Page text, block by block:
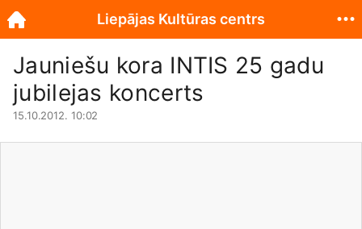
Jauniešu kora INTIS 25 gadu
jubilejas koncerts
15.10.2012. 10:02
Liepājas Kultūras centrs